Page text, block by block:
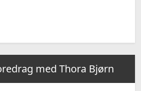
med Thora Bjørn